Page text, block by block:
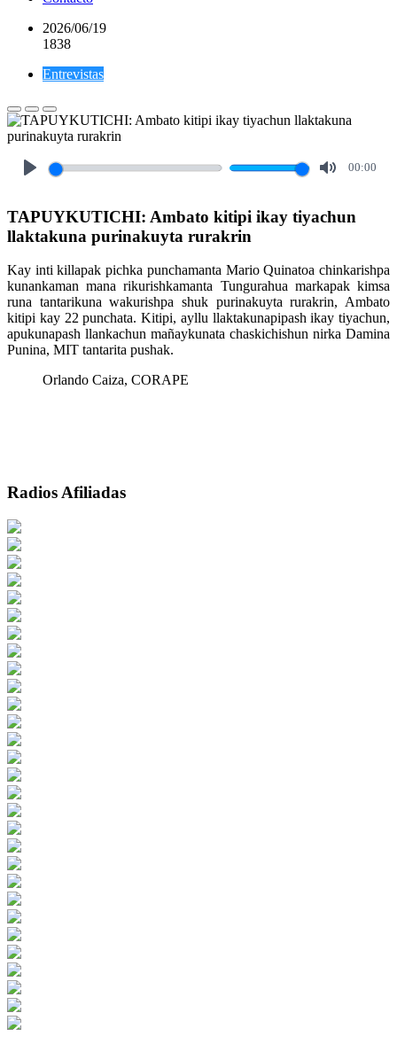
2026/06/19
1838
Entrevistas
00:00
TAPUYKUTICHI: Ambato kitipi ikay tiyachun
llaktakuna purinakuyta rurakrin
Kay inti killapak pichka punchamanta Mario Quinatoa chinkarishpa
kunankaman mana rikurishkamanta Tungurahua markapak kimsa
runa tantarikuna wakurishpa shuk purinakuyta rurakrin, Ambato
kitipi kay 22 punchata. Kitipi, ayllu llaktakunapipash ikay tiyachun,
apukunapash llankachun mañaykunata chaskichishun nirka Damina
Punina, MIT tantarita pushak.
Orlando Caiza, CORAPE
Radios Afiliadas